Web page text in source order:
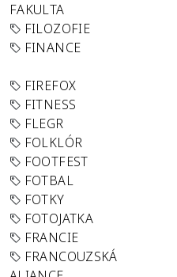
FAKULTA
FILOZOFIE
FINANCE
FIREFOX
FITNESS
FLEGR
FOLKLÓR
FOOTFEST
FOTBAL
FOTKY
FOTOJATKA
FRANCIE
FRANCOUZSKÁ